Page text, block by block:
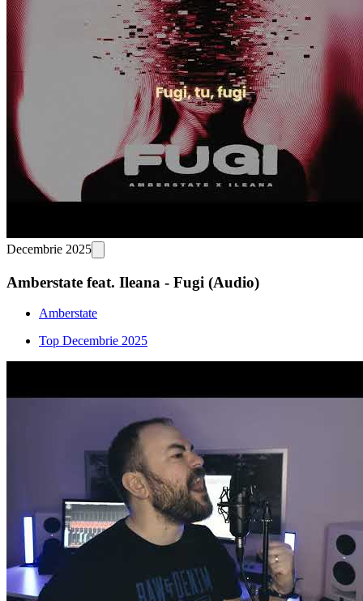
Decembrie 2025
Amberstate feat. Ileana - Fugi (Audio)
Amberstate
Top Decembrie 2025